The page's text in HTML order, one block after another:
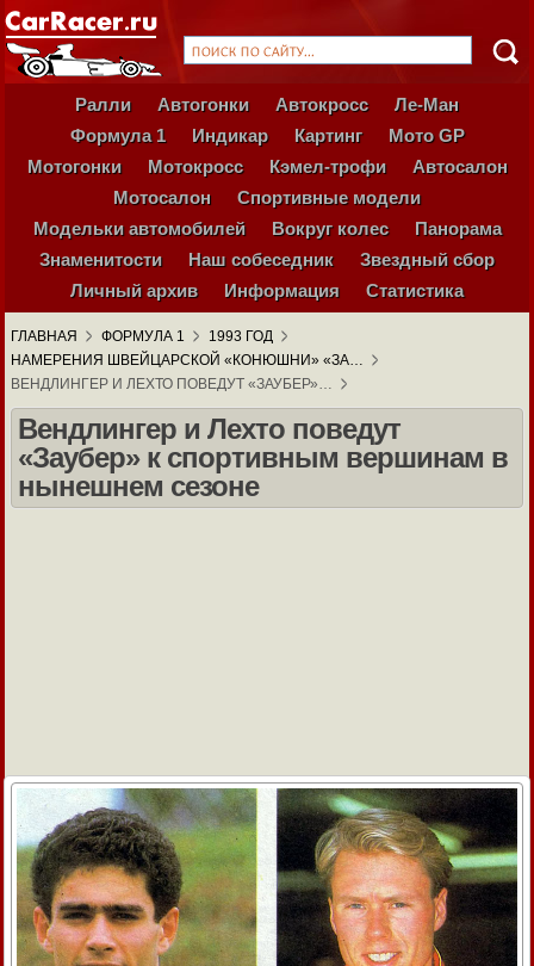
Ралли Автогонки Автокросс
Ле-Ман
Формула 1
Индикар Картинг
Мото GP
Мотогонки
Мотокросс Кэмел-трофи
Автосалон
Мотосалон
Спортивные модели
Модельки автомобилей
Вокруг колес
Панорама
Знаменитости
Наш собеседник
Звездный сбор
Личный архив
Информация Статистика
ГЛАВНАЯ ФОРМУЛА 1
1993 ГОД
НАМЕРЕНИЯ ШВЕЙЦАРСКОЙ «КОНЮШНИ» «ЗА…
ВЕНДЛИНГЕР И ЛЕХТО ПОВЕДУТ «ЗАУБЕР»…
Вендлингер и Лехто поведут
«Заубер» к спортивным вершинам в
нынешнем сезоне